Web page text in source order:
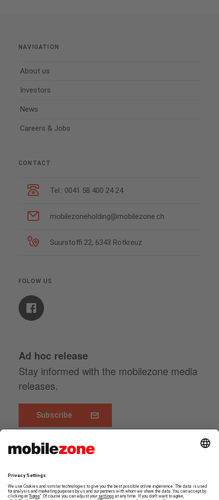
FOLGEN SIE UNS
NAVIGATION
About us
Investors
News
Careers & Jobs
CONTACT
Tel.: 0041 58 400 24 24
mobilezoneholding@mobilezone.ch
Suurstoffi 22, 6343 Rotkreuz
FOLOW US
Ad hoc release
Stay informed with the mobilezone media
releases.
Subscribe
Top of page